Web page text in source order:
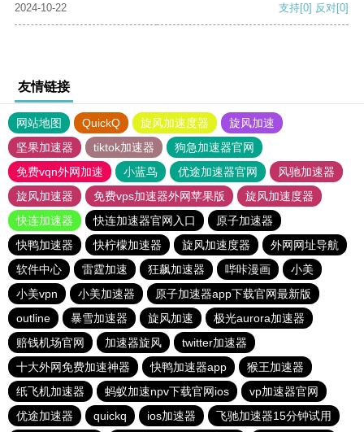
2024-10-22
支持[0] 反对[0]
友情链接
网站地图 QuickQ 旋风加速度器
旋风加速
坚果加速器
tiktok加速器
狗急加速器官网
免费vqn外网加速
小蓝鸟 优途加速器官网
风驰加速器
旋风加速器
免费vps加速器外网苹果版
旋风加速度器
快连加速器
快连加速器官网入口
原子加速器
快鸭加速器
快柠檬加速器 旋风加速度器
外网网址导航
软件中心
雷霆加速 狂飙加速器 哔咔漫画
小美
小美vpn
小美加速器
原子加速器app下载官网最新版
outline
暴雪加速器 旋风加速
极光aurora加速器
赔钱机场官网
加速器旋风
twitter加速器
十大外网免费加速神器
快鸭加速器app
猴王加速器
纸飞机加速器
蚂蚁加速npv下载官网ios
vp加速器官网
优途加速器
quickq ios加速器 飞驰加速器15分钟试用